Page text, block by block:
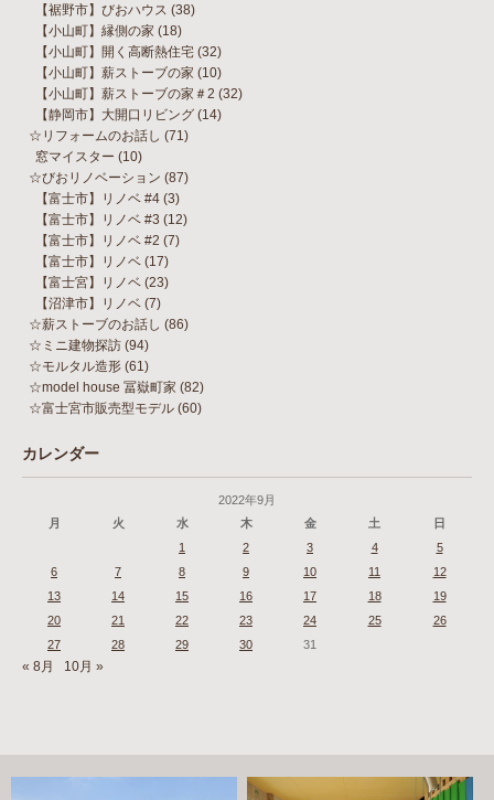
【裾野市】びおハウス (38)
【小山町】縁側の家 (18)
【小山町】開く高断熱住宅 (32)
【小山町】薪ストーブの家 (10)
【小山町】薪ストーブの家＃2 (32)
【静岡市】大開口リビング (14)
☆リフォームのお話し (71)
窓マイスター (10)
☆びおリノベーション (87)
【富士市】リノベ #4 (3)
【富士市】リノベ #3 (12)
【富士市】リノベ #2 (7)
【富士市】リノベ (17)
【富士宮】リノベ (23)
【沼津市】リノベ (7)
☆薪ストーブのお話し (86)
☆ミニ建物探訪 (94)
☆モルタル造形 (61)
☆model house 冨嶽町家 (82)
☆富士宮市販売型モデル (60)
カレンダー
2022年9月
月
火 水 木 金 土
日
1
2 3 4
5
6
7 8 9 10 11
12
13
14 15 16 17 18
19
20
21 22 23 24 25
26
27
28 29 30 31
« 8月 10月 »